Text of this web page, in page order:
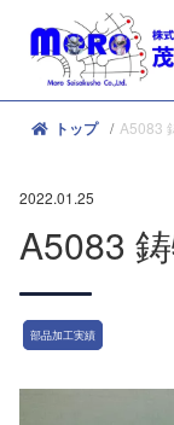
トップ A5083
2022.01.25
A5083
部品加工実績